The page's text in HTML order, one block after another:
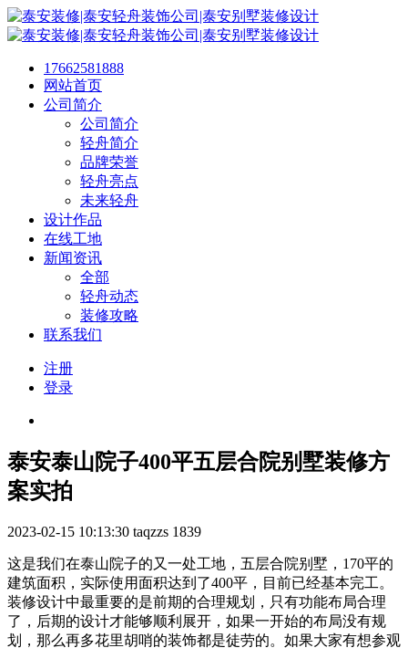
17662581888
网站首页
公司简介
公司简介
轻舟简介
品牌荣誉
轻舟亮点
未来轻舟
设计作品
在线工地
新闻资讯
全部
轻舟动态
装修攻略
联系我们
注册
登录
泰安泰山院子400平五层合院别墅装修方
案实拍
2023-02-15 10:13:30 taqzzs 1839
这是我们在泰山院子的又一处工地，五层合院别墅，170平的
建筑面积，实际使用面积达到了400平，目前已经基本完工。
装修设计中最重要的是前期的合理规划，只有功能布局合理
了，后期的设计才能够顺利展开，如果一开始的布局没有规
划，那么再多花里胡哨的装饰都是徒劳的。如果大家有想参观